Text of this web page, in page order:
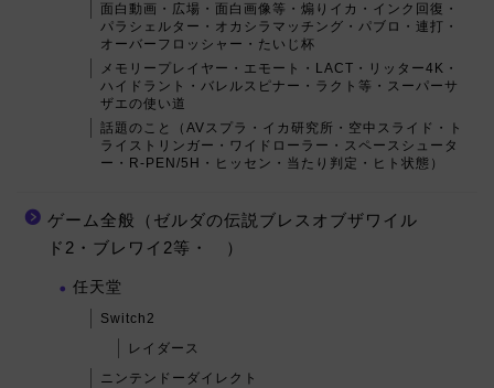
面白動画・広場・面白画像等・煽りイカ・インク回復・
パラシェルター・オカシラマッチング・パブロ・連打・
オーバーフロッシャー・たいじ杯
メモリープレイヤー・エモート・LACT・リッター4K・
ハイドラント・バレルスピナー・ラクト等・スーパーサ
ザエの使い道
話題のこと（AVスプラ・イカ研究所・空中スライド・ト
ライストリンガー・ワイドローラー・スペースシュータ
ー・R-PEN/5H・ヒッセン・当たり判定・ヒト状態）
ゲーム全般（ゼルダの伝説ブレスオブザワイル
ド2・ブレワイ2等・ ）
任天堂
Switch2
レイダース
ニンテンドーダイレクト